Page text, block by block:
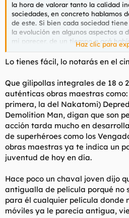
la hora de valorar tanto la calidad
sociedades, en concreto hablamos
de este. Si bien cada sociedad
la evolución en algunos aspectos a
mi parecer, de un tiempo a acá
pensadores que dejaron grandes
que hacían pensar sobre la
vida. Si bien la religión no casa
desprendian más sobriedad, solidez
hoy en día hay dos tipos de
creyentes de palo (capillitas,
por un mes y gente que le gusta
eventos) y gente que se mofa de
creencia y forma de vivir la vida
actual ha degenerado en ruido y
mensajes que puedan aportar un
de vivir es totalmente antinatural,
dopamina digital constantemente.
mujeres cada vez más rota, la
extinción, el concepto y forma de
vez mas distorsionada, la comida
sabrosa aunque lleve saborizantes,
Haz clic para
Lo tienes fácil, lo notarás en el
Que gilipollas integrales de 18 o
auténticas obras maestras
primera, la del Nakatomi)
Demolition Man, digan que son
acción tarda mucho en
de superhéroes como los
obras maestras ya te indica un
juventud de hoy en día.
Hace poco un chaval joven dijo
antigualla de película porqué no
para él cualquier película donde
móviles ya le parecía antigua,